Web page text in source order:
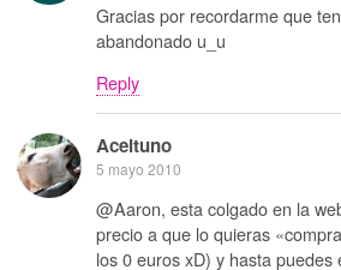
Gracias por recordarme que
abandonado u_u
Reply
Aceituno
5 mayo 2010
@Aaron, esta colgado en la
precio a que lo quieras
los 0 euros xD) y hasta puedes